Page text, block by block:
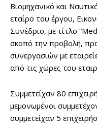
Βιομηχανικό και
εταίρο του έργου,
Συνέδριο, με τίτλο
σκοπό την προβολή,
συνεργασιών με
από τις χώρες του
Συμμετείχαν 80
μεμονωμένοι
συμμετείχαν 5